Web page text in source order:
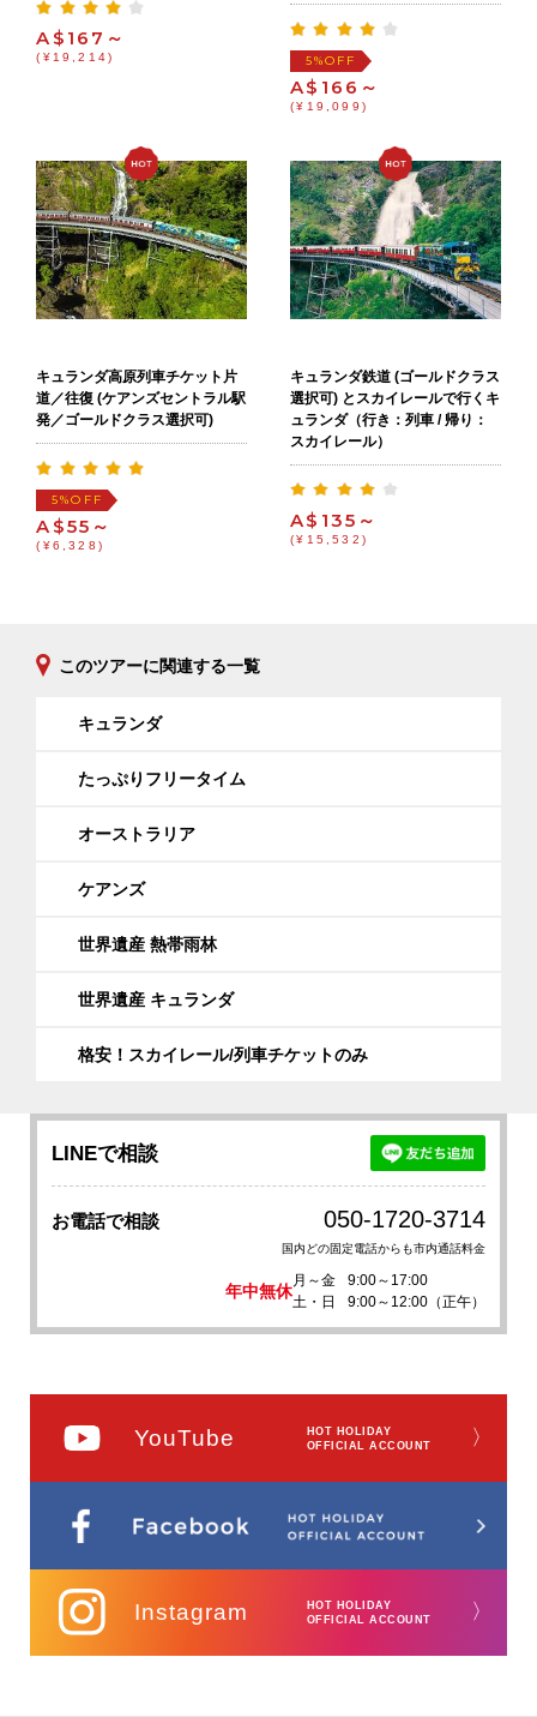
A$167～
(¥19,214) 5%OFF
A$166～
(¥19,099)
キュランダ高原列車チケット片
道／往復 (ケアンズセントラル駅
発／ゴールドクラス選択可)
5%OFF
A$55～
(¥6,328)
キュランダ鉄道 (ゴールドクラス
選択可) とスカイレールで行くキ
ュランダ（行き：列車 / 帰り：
スカイレール）
A$135～
(¥15,532)
このツアーに関連する一覧
キュランダ
たっぷりフリータイム
オーストラリア
ケアンズ
世界遺産 熱帯雨林
世界遺産 キュランダ
格安！スカイレール/列車チケットのみ
LINEで相談
お電話で相談 050-1720-3714
国内どの固定電話からも市内通話料金
年中無休
月～金
9:00～17:00
土・日
9:00～12:00（正午）
YouTube
HOT HOLIDAY
OFFICIAL ACCOUNT
〉
Instagram
HOT HOLIDAY
OFFICIAL ACCOUNT
〉